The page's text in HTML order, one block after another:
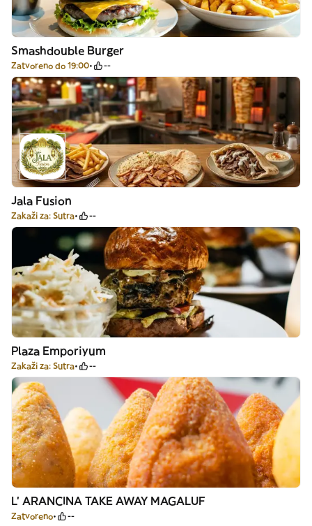
Smashdouble Burger
Zatvoreno do 19:00 --
Jala Fusion
Zakaži za: Sutra --
Plaza Emporiyum
Zakaži za: Sutra --
L' ARANCINA TAKE AWAY MAGALUF
Zatvoreno --